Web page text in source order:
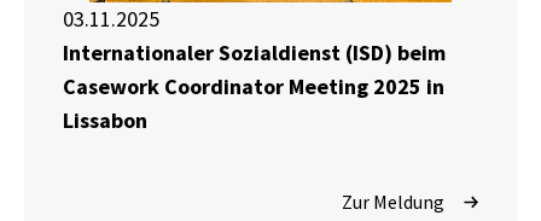
03.11.2025
Internationaler Sozialdienst (ISD) beim
Casework Coordinator Meeting 2025 in
Lissabon
Zur Meldung